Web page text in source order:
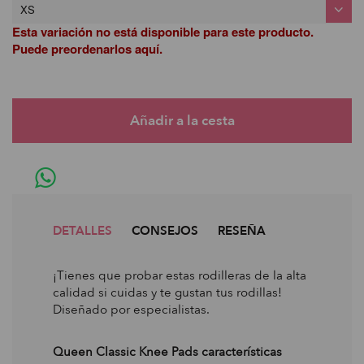
XS
Esta variación no está disponible para este producto.
Puede preordenarlos aquí.
DETALLES CONSEJOS RESEÑA
¡Tienes que probar estas rodilleras de la alta
calidad si cuidas y te gustan tus rodillas!
Diseñado por especialistas.
Queen Classic Knee Pads características